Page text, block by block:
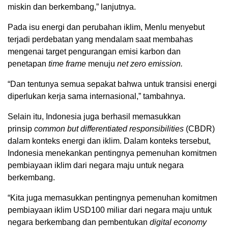
miskin dan berkembang,” lanjutnya.
Pada isu energi dan perubahan iklim, Menlu menyebut
terjadi perdebatan yang mendalam saat membahas
mengenai target pengurangan emisi karbon dan
penetapan time frame menuju net zero emission.
“Dan tentunya semua sepakat bahwa untuk transisi energi
diperlukan kerja sama internasional,” tambahnya.
Selain itu, Indonesia juga berhasil memasukkan
prinsip common but differentiated responsibilities (CBDR)
dalam konteks energi dan iklim. Dalam konteks tersebut,
Indonesia menekankan pentingnya pemenuhan komitmen
pembiayaan iklim dari negara maju untuk negara
berkembang.
“Kita juga memasukkan pentingnya pemenuhan komitmen
pembiayaan iklim USD100 miliar dari negara maju untuk
negara berkembang dan pembentukan digital economy